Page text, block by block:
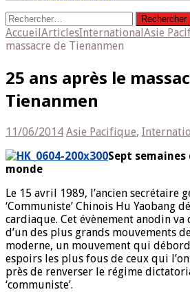
Rechercher :
AccueilArticlesInternationalAsie
massacre de Tienanmen
25 ans après le
Tienanmen
11/06/2014 Asie Pacifique,
Sept
monde
Le 15 avril 1989, l’ancien secrétaire
‘Communiste’ Chinois Hu Yaobang
cardiaque. Cet évènement anodin va
d’un des plus grands mouvements
moderne, un mouvement qui
espoirs les plus fous de ceux qui
près de renverser le régime
‘communiste’.